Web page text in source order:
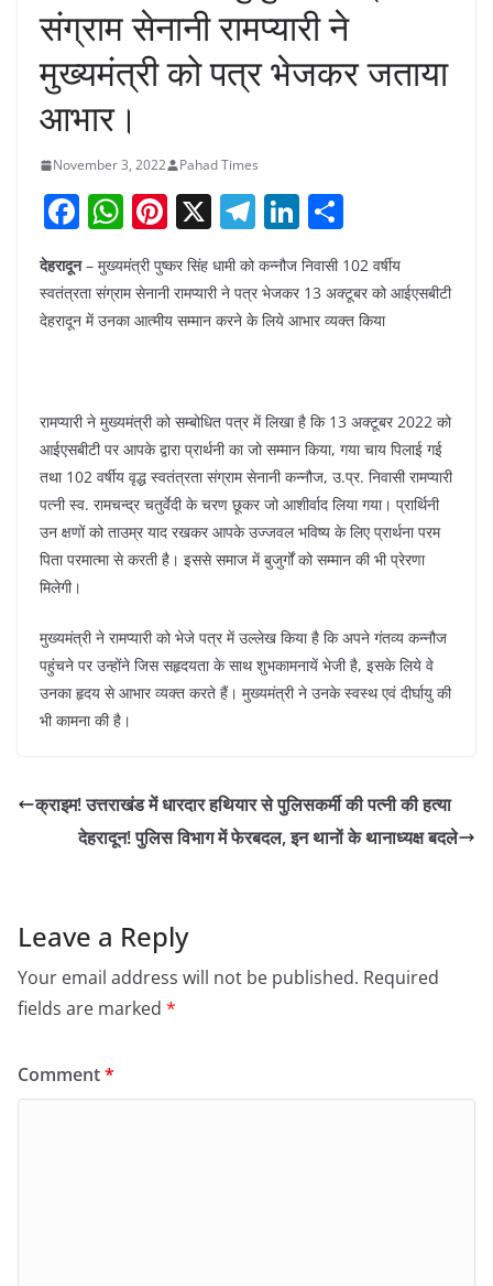
संग्राम सेनानी रामप्यारी ने
मुख्यमंत्री को पत्र भेजकर जताया
आभार।
November 3, 2022 Pahad Times
F
c
e
o
k
W
h
at
s
p
Pi
nt
er
e
X T
el
e
gr
Li
n
k
e
ar
e
देहरादून– मुख्यमंत्री पुष्कर सिंह धामी को कन्नौज निवासी 102 वर्षीय
स्वतंत्रता संग्राम सेनानी रामप्यारी ने पत्र भेजकर 13 अक्टूबर को आईएसबीटी
देहरादून में उनका आत्मीय सम्मान करने के लिये आभार व्यक्त किया
रामप्यारी ने मुख्यमंत्री को सम्बोधित पत्र में लिखा है कि 13 अक्टूबर 2022 को
आईएसबीटी पर आपके द्वारा प्रार्थनी का जो सम्मान किया, गया चाय पिलाई गई
तथा 102 वर्षीय वृद्ध स्वतंत्रता संग्राम सेनानी कन्नौज, उ.प्र. निवासी रामप्यारी
पत्नी स्व. रामचन्द्र चतुर्वेदी के चरण छूकर जो आशीर्वाद लिया गया। प्रार्थिनी
उन क्षणों को ताउम्र याद रखकर आपके उज्जवल भविष्य के लिए प्रार्थना परम
पिता परमात्मा से करती है। इससे समाज में बुजुर्गों को सम्मान की भी प्रेरणा
मिलेगी।
मुख्यमंत्री ने रामप्यारी को भेजे पत्र में उल्लेख किया है कि अपने गंतव्य कन्नौज
पहुंचने पर उन्होंने जिस सहृदयता के साथ शुभकामनायें भेजी है, इसके लिये वे
उनका हृदय से आभार व्यक्त करते हैं। मुख्यमंत्री ने उनके स्वस्थ एवं दीर्घायु की
भी कामना की है।
क्राइम! उत्तराखंड में धारदार हथियार से पुलिसकर्मी की पत्नी की हत्या
देहरादून! पुलिस विभाग में फेरबदल, इन थानों के थानाध्यक्ष बदले
Leave a Reply
Your email address will not be published. Required
fields are marked *
Comment*